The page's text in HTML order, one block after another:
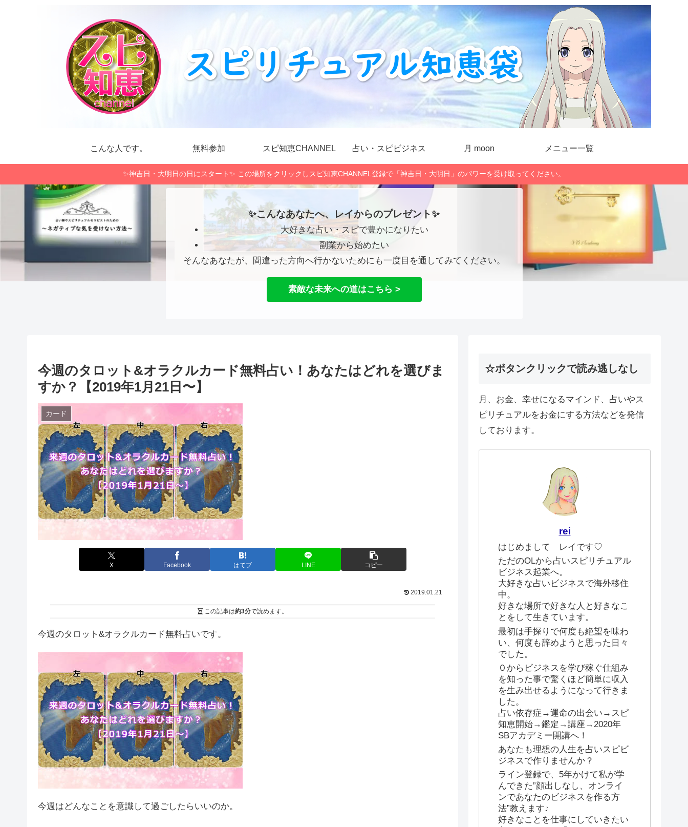
こんな人です。 無料参加 スピ知恵CHANNEL 占い・スピビジネス 月 moon メニュー一覧
✨神吉日・大明日の日にスタート✨ この場所をクリックしスピ知恵CHANNEL登録で「神吉日・大明日」のパワーを受け取ってください。
✨こんなあなたへ、レイからのプレゼント✨
大好きな占い・スピで豊かになりたい
副業から始めたい
そんなあなたが、間違った方向へ行かないためにも一度目を通してみてください。
素敵な未来への道はこちら >
今週のタロット&オラクルカード無料占い！あなたはどれを選びま
すか？【2019年1月21日〜】
カード
X Facebook はてブ LINE コピー
2019.01.21
この記事は約3分で読めます。
今週のタロット&オラクルカード無料占いです。
今週はどんなことを意識して過ごしたらいいのか。
☆ボタンクリックで読み逃しなし
月、お金、幸せになるマインド、占いやス
ピリチュアルをお金にする方法などを発信
しております。
rei
はじめまして レイです♡
ただのOLから占いスピリチュアル
ビジネス起業へ。
大好きな占いビジネスで海外移住
中。
好きな場所で好きな人と好きなこ
とをして生きています。
最初は手探りで何度も絶望を味わ
い、何度も辞めようと思った日々
でした。
０からビジネスを学び稼ぐ仕組み
を知った事で驚くほど簡単に収入
を生み出せるようになって行きま
した。
占い依存症→運命の出会い→スピ
知恵開始→鑑定→講座→2020年
SBアカデミー開講へ！
あなたも理想の人生を占いスピビ
ジネスで作りませんか？
ライン登録で、5年かけて私が学
んできた”顔出しなし、オンライ
ンであなたのビジネスを作る方
法”教えます♪
好きなことを仕事にしていきたい